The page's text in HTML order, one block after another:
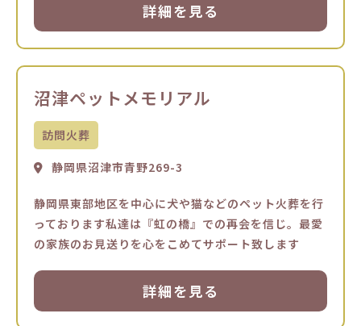
詳細を見る
沼津ペットメモリアル
訪問火葬
静岡県沼津市青野269-3
静岡県東部地区を中心に犬や猫などのペット火葬を行
っております私達は『虹の橋』での再会を信じ。最愛
の家族のお見送りを心をこめてサポート致します
詳細を見る